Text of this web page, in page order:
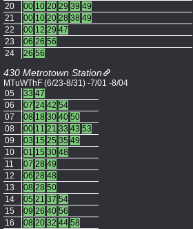
20
00 10 20 29 39 49
21
00 10 20 28 38 49
22
00 12 29 47
23
06 26 56
24
26 56
430 Metrotown Station
MTuWThF (6/23-8/31) -7/01 -8/04
05
33 47
06
07 24 42 54
07
08 18 30 40 50
08
00 11 21 33 43 53
09
03 15 25 35 49
10
01 15 30 48
11
07 28 49
12
06 28 48
13
08 28 50
14
05 21 37 54
15
09 26 40 56
16
08 20 32 44 58